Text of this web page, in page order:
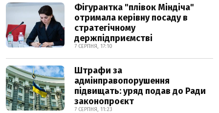
Фігурантка "плівок Міндіча"
отримала керівну посаду в
стратегічному
держпідприємстві
7 СЕРПНЯ, 17:10
Штрафи за
адмінправопорушення
підвищать: уряд подав до Ради
законопроєкт
7 СЕРПНЯ, 11:23